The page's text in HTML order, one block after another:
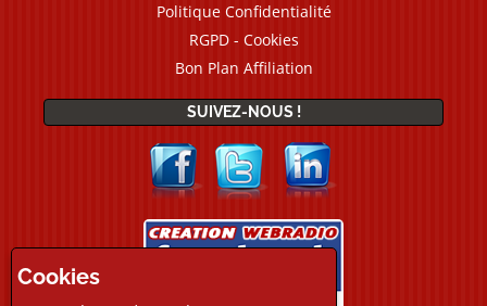
Politique Confidentialité
RGPD - Cookies
Bon Plan Affiliation
SUIVEZ-NOUS !
Cookies